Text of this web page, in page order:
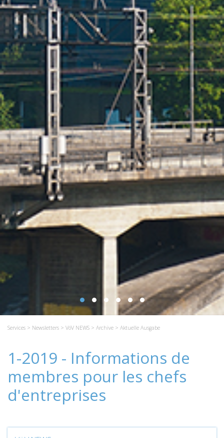
Services > Newsletters > VöV NEWS > Archive > Aktuelle Ausgabe
1-2019 - Informations de
membres pour les chefs
d'entreprises